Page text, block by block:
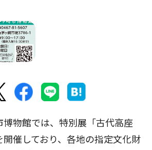
物館では、特別展「古代高座
開催しており、各地の指定文化財